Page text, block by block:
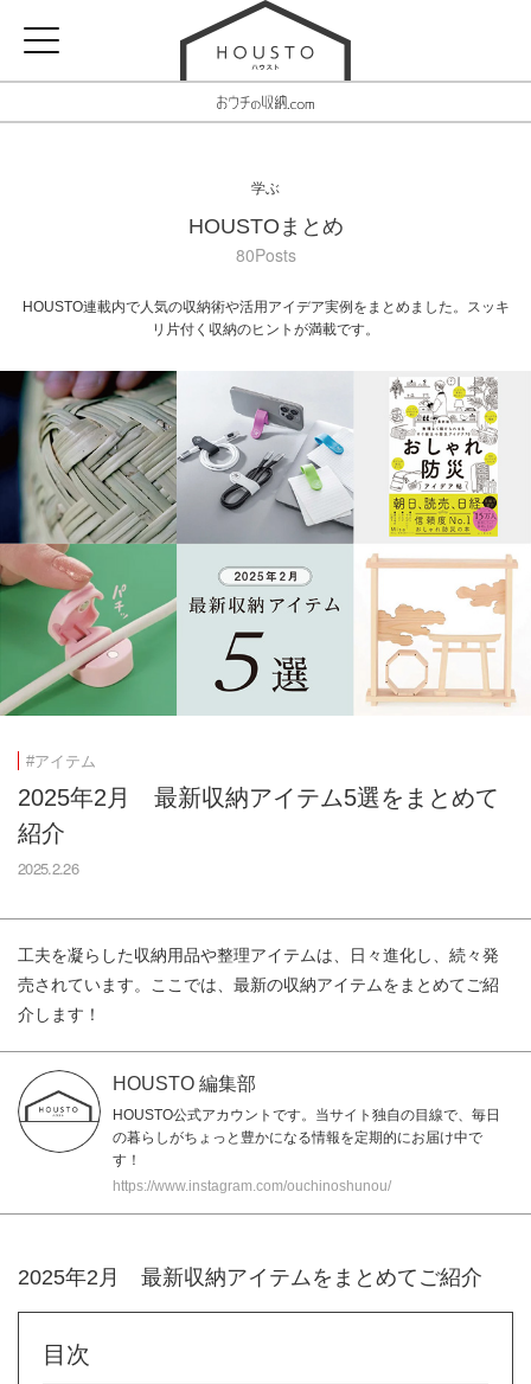
学ぶ
HOUSTOまとめ
80Posts
HOUSTO連載内で人気の収納術や活用アイデア実例をまとめました。スッキ
リ片付く収納のヒントが満載です。
#アイテム
2025年2月 最新収納アイテム5選をまとめて
紹介
2025.2.26
工夫を凝らした収納用品や整理アイテムは、日々進化し、続々発
売されています。ここでは、最新の収納アイテムをまとめてご紹
介します！
HOUSTO 編集部
HOUSTO公式アカウントです。当サイト独自の目線で、毎日
の暮らしがちょっと豊かになる情報を定期的にお届け中で
す！
https://www.instagram.com/ouchinoshunou/
2025年2月 最新収納アイテムをまとめてご紹介
目次